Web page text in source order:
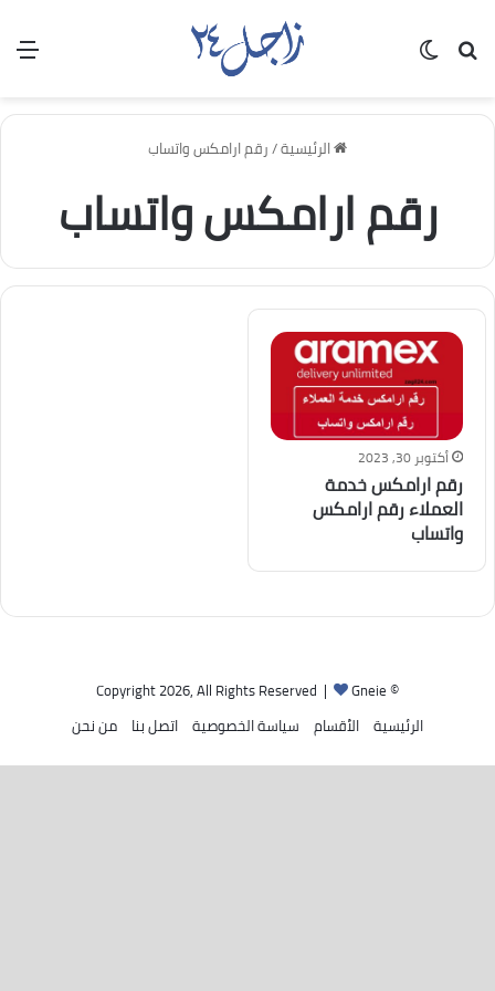
بحث عن
الرئيسية/رقم ارامكس واتساب
رقم ارامكس واتساب
أكتوبر 30, 2023
رقم ارامكس خدمة
العملاء رقم ارامكس
واتساب
© Copyright 2026, All Rights Reserved |
Gneie
الرئيسية الأقسام سياسة الخصوصية اتصل بنا من نحن